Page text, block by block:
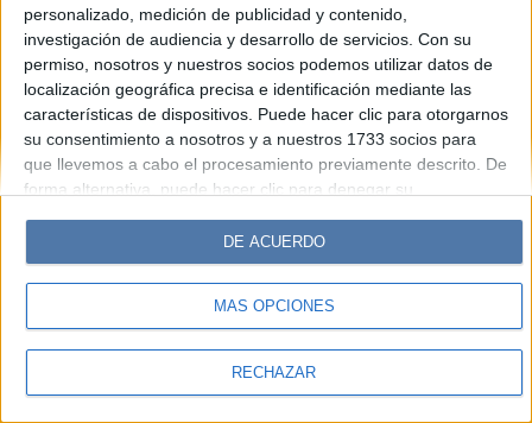
personalizado, medición de publicidad y contenido,
investigación de audiencia y desarrollo de servicios. Con su
permiso, nosotros y nuestros socios podemos utilizar datos de
localización geográfica precisa e identificación mediante las
características de dispositivos. Puede hacer clic para otorgarnos
su consentimiento a nosotros y a nuestros 1733 socios para
que llevemos a cabo el procesamiento previamente descrito. De
forma alternativa, puede hacer clic para denegar su
cambiar sus preferencias antes de otorgar su consentimiento.
Tenga en cuenta que algún procesamiento de sus datos
personales puede no requerir de su consentimiento, pero usted
tiene el derecho de rechazar tal procesamiento. Sus
sus preferencias o retirar su consentimiento en cualquier
MÁS OPCIONES
RECHAZAR
DE ACUERDO